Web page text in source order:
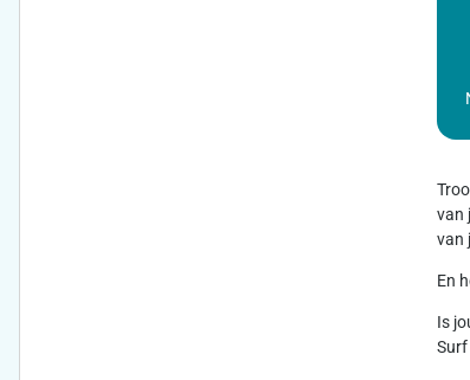
van
van
En
Is